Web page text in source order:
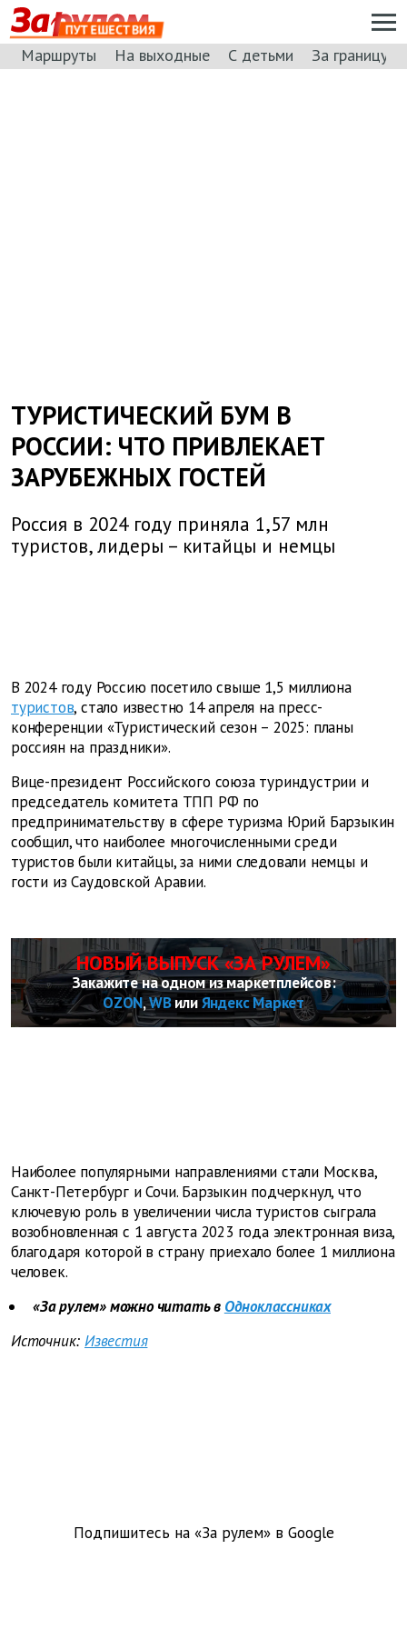
ПУТЕШЕСТВИЯ
Маршруты На выходные С детьми За границу
ТУРИСТИЧЕСКИЙ БУМ В
РОССИИ: ЧТО ПРИВЛЕКАЕТ
ЗАРУБЕЖНЫХ ГОСТЕЙ
Россия в 2024 году приняла 1,57 млн
туристов, лидеры – китайцы и немцы
В 2024 году Россию посетило свыше 1,5 миллиона
туристов, стало известно 14 апреля на пресс-
конференции «Туристический сезон – 2025: планы
россиян на праздники».
Вице-президент Российского союза туриндустрии и
председатель комитета ТПП РФ по
предпринимательству в сфере туризма Юрий Барзыкин
сообщил, что наиболее многочисленными среди
туристов были китайцы, за ними следовали немцы и
гости из Саудовской Аравии.
НОВЫЙ ВЫПУСК «ЗА РУЛЕМ»
Закажите на одном из маркетплейсов:
OZON,WBилиЯндекс Маркет
Наиболее популярными направлениями стали Москва,
Санкт-Петербург и Сочи. Барзыкин подчеркнул, что
ключевую роль в увеличении числа туристов сыграла
возобновленная с 1 августа 2023 года электронная виза,
благодаря которой в страну приехало более 1 миллиона
человек.
«За рулем» можно читать в Одноклассниках
Источник: Известия
Подпишитесь на «За рулем» в Google